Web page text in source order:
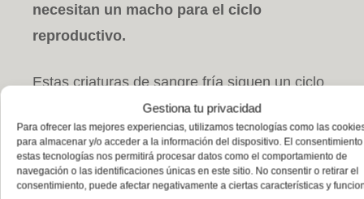
Gestiona tu privacidad
Para ofrecer las mejores experiencias, utilizamos tecnologías como las
para almacenar y/o acceder a la información del dispositivo. El
estas tecnologías nos permitirá procesar datos como el comportamiento de
navegación o las identificaciones únicas en este sitio. No consentir o retirar el
consentimiento, puede afectar negativamente a ciertas características y
necesitan un macho para el ciclo
reproductivo.
Estas criaturas de sangre fría siguen un ciclo
reproductivo ovíparo, lo cual implica que
depositan huevos en vez de dar a luz a
crías vivas. Las hembras suelen depositar
una nidada de huevos pequeños y alargados